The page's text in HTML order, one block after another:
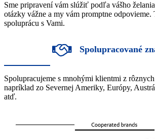
Sme pripravení vám slúžiť podľa vášho
otázky vážne a my vám promptne odpovieme.
spoluprácu s Vami.
Spolupracované
Spolupracujeme s mnohými klientmi z
napríklad zo Severnej Ameriky, Európy,
atď.